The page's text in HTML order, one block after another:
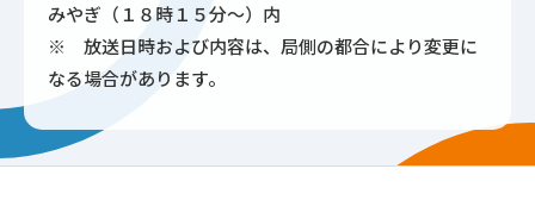
みやぎ（１８時１５分～）内
※ 放送日時および内容は、局側の都合により変更に
なる場合があります。